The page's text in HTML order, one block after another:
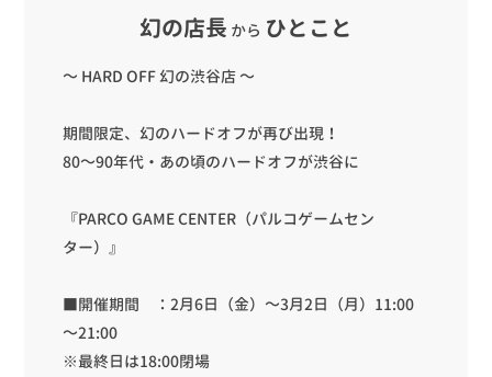
幻の店長 から ひとこと
～ HARD OFF 幻の渋谷店 ～
期間限定、幻のハードオフが再び出現！
80～90年代・あの頃のハードオフが渋谷に
『PARCO GAME CENTER（パルコゲームセン
ター）』
■開催期間 ：2月6日（金）～3月2日（月）11:00
～21:00
※最終日は18:00閉場